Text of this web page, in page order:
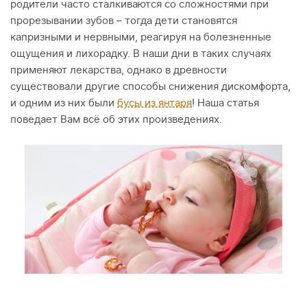
родители часто сталкиваются со сложностями при
прорезывании зубов – тогда дети становятся
капризными и нервными, реагируя на болезненные
ощущения и лихорадку. В наши дни в таких случаях
применяют лекарства, однако в древности
существовали другие способы снижения дискомфорта,
и одним из них были бусы из янтаря! Наша статья
поведает Вам всё об этих произведениях.